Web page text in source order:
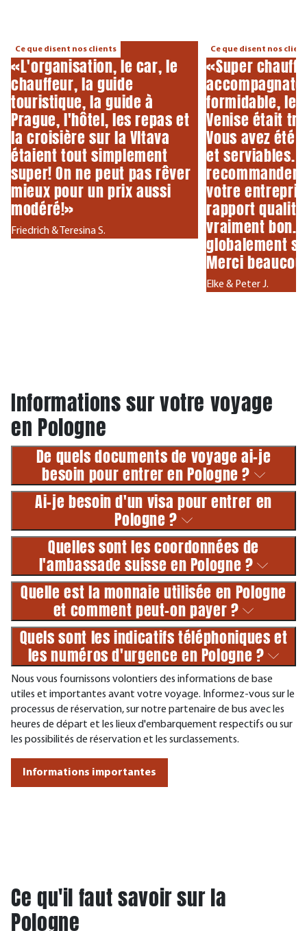
Ce que disent nos clients
«L'organisation, le car, le
chauffeur, la guide
touristique, la guide à
Prague, l'hôtel, les repas et
la croisière sur la Vltava
étaient tout simplement
super! On ne peut pas rêver
mieux pour un prix aussi
modéré!»
Friedrich & Teresina S.
Ce que disent nos
«Super
formidable, le
Venise était
Vous avez été
et serviables.
votre
rapport
vraiment bon.
globalement
Merci
Elke & Peter J.
Informations sur votre voyage
en Pologne
De quels documents de voyage ai-je
besoin pour entrer en Pologne ?
Ai-je besoin d'un visa pour entrer en
Pologne ?
Quelles sont les coordonnées de
l'ambassade suisse en Pologne ?
Quelle est la monnaie utilisée en Pologne
et comment peut-on payer ?
Quels sont les indicatifs téléphoniques et
les numéros d'urgence en Pologne ?
Nous vous fournissons volontiers des informations de base
utiles et importantes avant votre voyage. Informez-vous sur le
processus de réservation, sur notre partenaire de bus avec les
heures de départ et les lieux d'embarquement respectifs ou sur
les possibilités de réservation et les surclassements.
Informations importantes
Ce qu'il faut savoir sur la
Pologne